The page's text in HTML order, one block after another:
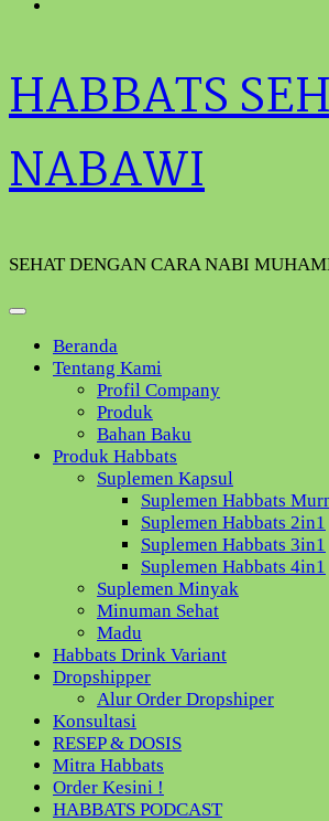
HABBATS
NABAWI
SEHAT DENGAN CARA NABI
Beranda
Tentang Kami
Profil Company
Produk
Bahan Baku
Produk Habbats
Suplemen Kapsul
Suplemen Habbats
Suplemen Habbats 2in1
Suplemen Habbats 3in1
Suplemen Habbats 4in1
Suplemen Minyak
Minuman Sehat
Madu
Habbats Drink Variant
Dropshipper
Alur Order Dropshiper
Konsultasi
RESEP & DOSIS
Mitra Habbats
Order Kesini !
HABBATS PODCAST